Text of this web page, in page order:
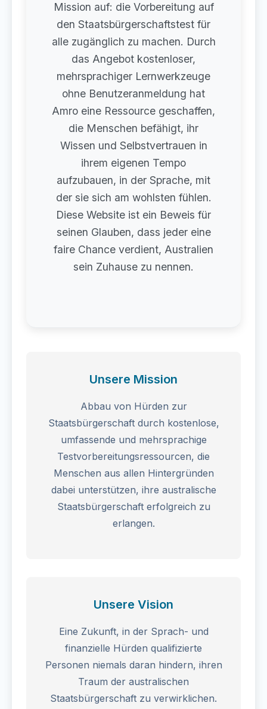
Mission auf: die Vorbereitung auf
den Staatsbürgerschaftstest für
alle zugänglich zu machen. Durch
das Angebot kostenloser,
mehrsprachiger Lernwerkzeuge
ohne Benutzeranmeldung hat
Amro eine Ressource geschaffen,
die Menschen befähigt, ihr
Wissen und Selbstvertrauen in
ihrem eigenen Tempo
aufzubauen, in der Sprache, mit
der sie sich am wohlsten fühlen.
Diese Website ist ein Beweis für
seinen Glauben, dass jeder eine
faire Chance verdient, Australien
sein Zuhause zu nennen.
Unsere Mission
Abbau von Hürden zur
Staatsbürgerschaft durch kostenlose,
umfassende und mehrsprachige
Testvorbereitungsressourcen, die
Menschen aus allen Hintergründen
dabei unterstützen, ihre australische
Staatsbürgerschaft erfolgreich zu
erlangen.
Unsere Vision
Eine Zukunft, in der Sprach- und
finanzielle Hürden qualifizierte
Personen niemals daran hindern, ihren
Traum der australischen
Staatsbürgerschaft zu verwirklichen.